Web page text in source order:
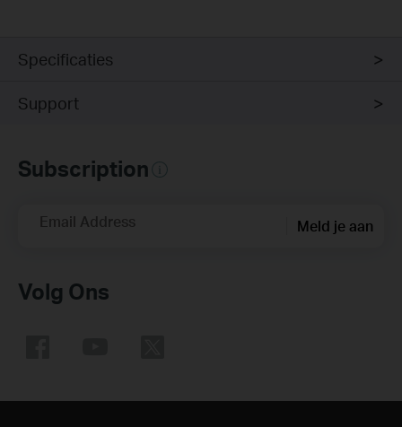
Specificaties
Support
Subscription
Email Address Meld je aan
Volg Ons